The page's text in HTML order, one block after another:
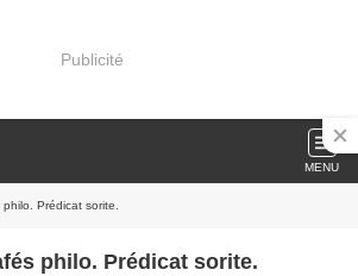
Publicité
MENU
Prédicat sorite.
philo. Prédicat sorite.